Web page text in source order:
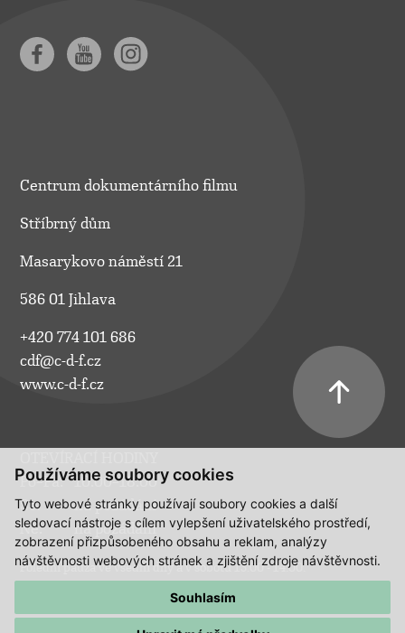
Používáme soubory cookies
Tyto webové stránky používají soubory cookies a další
sledovací nástroje s cílem vylepšení uživatelského prostředí,
zobrazení přizpůsobeného obsahu a reklam, analýzy
návštěvnosti webových stránek a zjištění zdroje návštěvnosti.
Souhlasím
Centrum dokumentárního filmu
Stříbrný dům
Masarykovo náměstí 21
586 01 Jihlava
+420 774 101 686
cdf@c-d-f.cz
www.c-d-f.cz
Po–Pá:
10.00–18.00
So:
na požádání
Ne:
na požádání
Polední pauza ve všední dny a v sobotu 13:00 - 14:00.